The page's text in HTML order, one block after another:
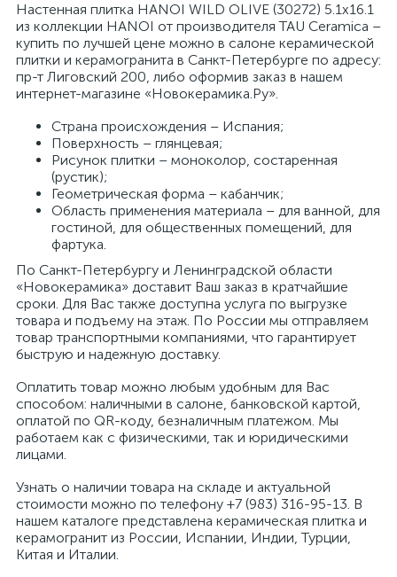
Настенная плитка HANOI WILD OLIVE (30272) 5.1x16.1
из коллекции HANOI от производителя TAU Ceramica –
купить по лучшей цене можно в салоне керамической
плитки и керамогранита в Санкт-Петербурге по адресу:
пр-т Лиговский 200, либо оформив заказ в нашем
интернет-магазине «Новокерамика.Ру».
Страна происхождения – Испания;
Поверхность – глянцевая;
Рисунок плитки – моноколор, состаренная
(рустик);
Геометрическая форма – кабанчик;
Область применения материала – для ванной, для
гостиной, для общественных помещений, для
фартука.
По Санкт-Петербургу и Ленинградской области
«Новокерамика» доставит Ваш заказ в кратчайшие
сроки. Для Вас также доступна услуга по выгрузке
товара и подъему на этаж. По России мы отправляем
товар транспортными компаниями, что гарантирует
быструю и надежную доставку.
Оплатить товар можно любым удобным для Вас
способом: наличными в салоне, банковской картой,
оплатой по QR-коду, безналичным платежом. Мы
работаем как с физическими, так и юридическими
лицами.
Узнать о наличии товара на складе и актуальной
стоимости можно по телефону +7 (983) 316-95-13. В
нашем каталоге представлена керамическая плитка и
керамогранит из России, Испании, Индии, Турции,
Китая и Италии.